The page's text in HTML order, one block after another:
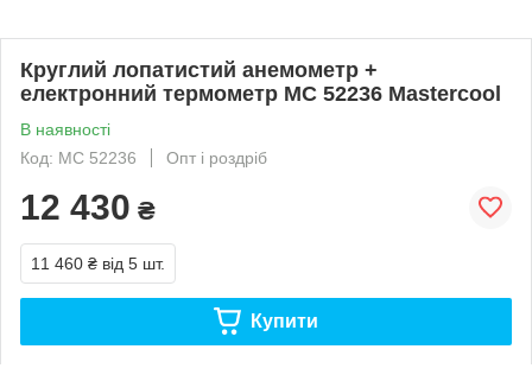
Круглий лопатистий анемометр +
електронний термометр MC 52236 Mastercool
В наявності
Код: MC 52236
Опт і роздріб
12 430 ₴
11 460 ₴ від 5 шт.
Купити